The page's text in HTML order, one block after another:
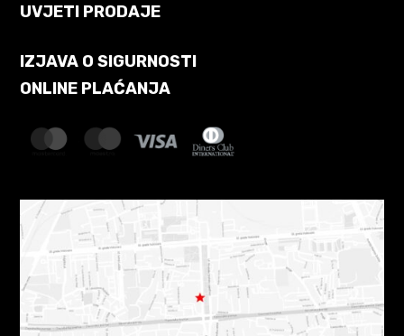
UVJETI PRODAJE
IZJAVA O SIGURNOSTI
ONLINE PLAĆANJA